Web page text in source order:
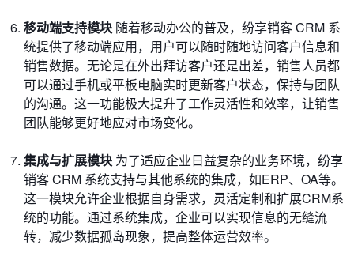
移动端支持模块 随着移动办公的普及，纷享销客 CRM 系
统提供了移动端应用，用户可以随时随地访问客户信息和
销售数据。无论是在外出拜访客户还是出差，销售人员都
可以通过手机或平板电脑实时更新客户状态，保持与团队
的沟通。这一功能极大提升了工作灵活性和效率，让销售
团队能够更好地应对市场变化。
集成与扩展模块 为了适应企业日益复杂的业务环境，纷享
销客 CRM 系统支持与其他系统的集成，如ERP、OA等。
这一模块允许企业根据自身需求，灵活定制和扩展CRM系
统的功能。通过系统集成，企业可以实现信息的无缝流
转，减少数据孤岛现象，提高整体运营效率。